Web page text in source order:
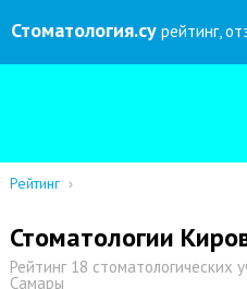
Стоматология.су рейтинг,
Рейтинг ›
Стоматологии
Рейтинг 18
Самары